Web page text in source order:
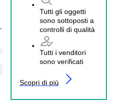
Tutti gli oggetti
sono sottoposti a
controlli di qualità
Tutti i venditori
sono verificati
Scopri di più